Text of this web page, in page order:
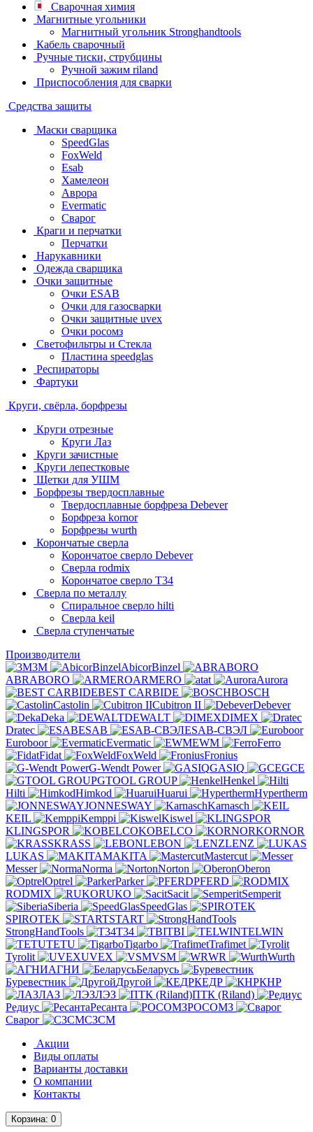
Сварочная химия
Магнитные угольники
Магнитный угольник Stronghandtools
Кабель сварочный
Ручные тиски, струбцины
Ручной зажим riland
Приспособления для сварки
Средства защиты
Маски сварщика
SpeedGlas
FoxWeld
Esab
Хамелеон
Аврора
Evermatic
Сварог
Краги и перчатки
Перчатки
Нарукавники
Одежда сварщика
Очки защитные
Очки ESAB
Очки для газосварки
Очки защитные uvex
Очки росомз
Светофильтры и Стекла
Пластина speedglas
Респираторы
Фартуки
Круги, свёрла, борфрезы
Круги отрезные
Круги Лаз
Круги зачистные
Круги лепестковые
Щетки для УШМ
Борфрезы твердосплавные
Твердосплавные борфреза Debever
Борфреза kornor
Борфрезы wurth
Корончатые сверла
Корончатое сверло Debever
Сверла rodmix
Корончатое сверло T34
Сверла по металлу
Спиральное сверло hilti
Сверла keil
Сверла ступенчатые
Производители
3M
AbicorBinzel
ABRABORO
ARMERO at
Aurora
BEST CARBIDE
BOSCH
Castolin
Cubitron II
Debever
Deka
DEWALT
DIMEX
Dratec
ESAB
ESAB-СВЭЛ
Euroboor
Evermatic EWM
Ferro
Fidat
FoxWeld
Fronius
G-Wendt Power
GASIQ
GCE
GTOOL GROUP
Henkel
Hilti
Himkod Huarui
Hypertherm
JONNESWAY
Karnasch
KEIL
Kemppi
Kiswel
KLINGSPOR
KOBELCO
KORNOR
KRASS
LEBON
LENZ
LUKAS
MAKITA
Mastercut
Messer
Norma Norton
Oberon
Optrel
Parker
PFERD
RODMIX
RUKO Sacit
Semperit
Siberia
SpeedGlas
SPIROTEK
START
StrongHandTools
T34 TBI
TELWIN
TETU
Tigarbo
Trafimet
Tyrolit
UVEX VSM WR
Wurth
АГНИ
Беларусь
Буревестник
Другой КЕДР
КНР
ЛАЗ
ЛЭЗ
ПТК (Riland)
Редиус
Ресанта
РОСОМЗ
Сварог
СЗСМ
Акции
Виды оплаты
Варианты доставки
О компании
Контакты
Корзина: 0